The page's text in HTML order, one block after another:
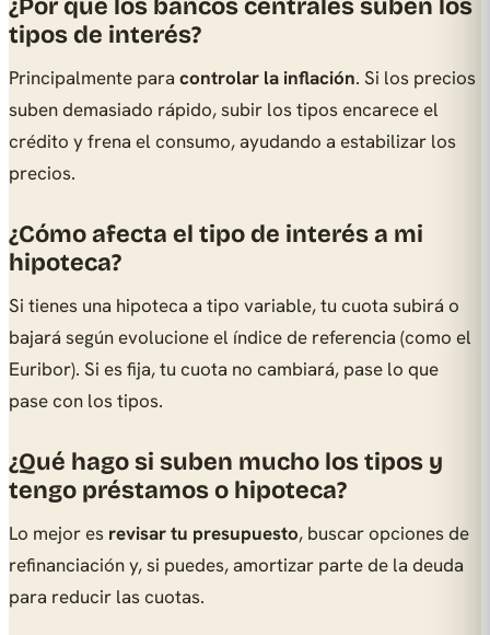
¿Por qué los bancos centrales suben los
tipos de interés?
Principalmente para controlar la inflación. Si los precios
suben demasiado rápido, subir los tipos encarece el
crédito y frena el consumo, ayudando a estabilizar los
precios.
¿Cómo afecta el tipo de interés a mi
hipoteca?
Si tienes una hipoteca a tipo variable, tu cuota subirá o
bajará según evolucione el índice de referencia (como el
Euribor). Si es fija, tu cuota no cambiará, pase lo que
pase con los tipos.
¿Qué hago si suben mucho los tipos y
tengo préstamos o hipoteca?
Lo mejor es revisar tu presupuesto, buscar opciones de
refinanciación y, si puedes, amortizar parte de la deuda
para reducir las cuotas.